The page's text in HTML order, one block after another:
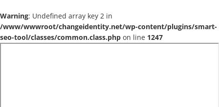
Warning: Undefined array key 2 in
/www/wwwroot/changeidentity.net/wp-content/plugins/smart-
seo-tool/classes/common.class.php on line 1247